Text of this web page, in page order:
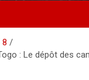
8
: Le dépôt des